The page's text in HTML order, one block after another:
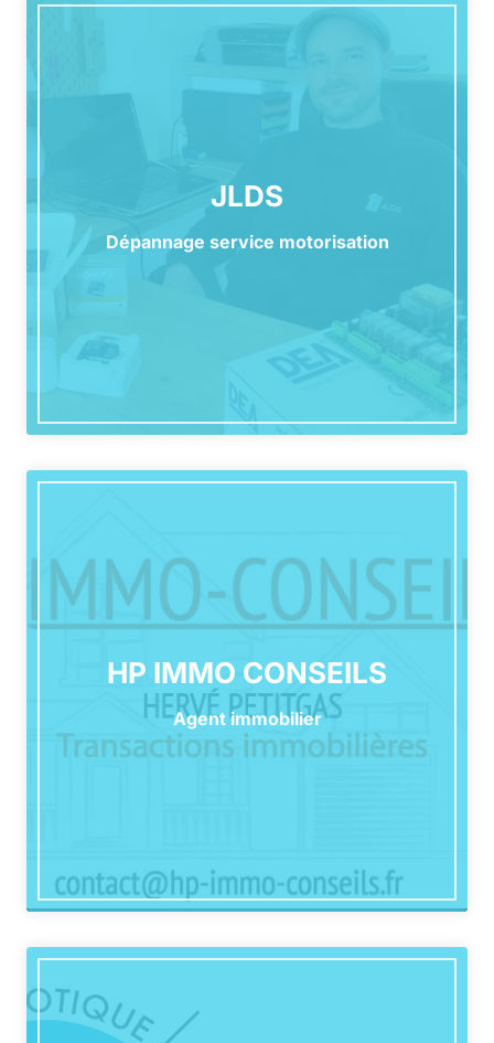
JLDS
Dépannage service motorisation
HP IMMO CONSEILS
Agent immobilier